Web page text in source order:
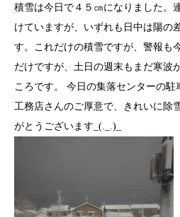
積雪は今日で４５㎝になりました。
けていますが、いずれも日中は陽の
す。これだけの積雪ですが、警報も
だけですが、土日の週末もまだ寒波
ころです。 今日の集落センターの
工務店さんのご厚意で、きれいに除
がとうございます_(._.)_